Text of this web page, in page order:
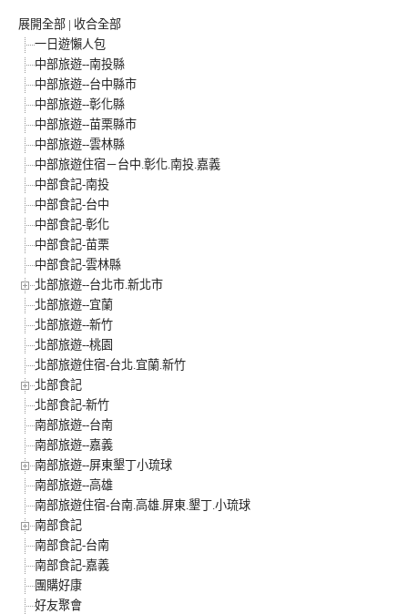
展開全部 | 收合全部
一日遊懶人包
中部旅遊--南投縣
中部旅遊--台中縣市
中部旅遊--彰化縣
中部旅遊--苗栗縣市
中部旅遊--雲林縣
中部旅遊住宿－台中.彰化.南投.嘉義
中部食記-南投
中部食記-台中
中部食記-彰化
中部食記-苗栗
中部食記-雲林縣
北部旅遊--台北市.新北市
北部旅遊--宜蘭
北部旅遊--新竹
北部旅遊--桃園
北部旅遊住宿-台北.宜蘭.新竹
北部食記
北部食記-新竹
南部旅遊--台南
南部旅遊--嘉義
南部旅遊--屏東墾丁小琉球
南部旅遊--高雄
南部旅遊住宿-台南.高雄.屏東.墾丁.小琉球
南部食記
南部食記-台南
南部食記-嘉義
團購好康
好友聚會